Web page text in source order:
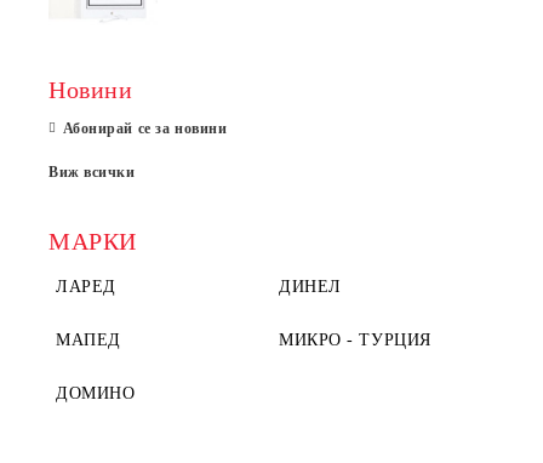
Новини
Абонирай се за новини
Виж всички
МАРКИ
ЛАРЕД ДИНЕЛ
МАПЕД МИКРО - ТУРЦИЯ
ДОМИНО